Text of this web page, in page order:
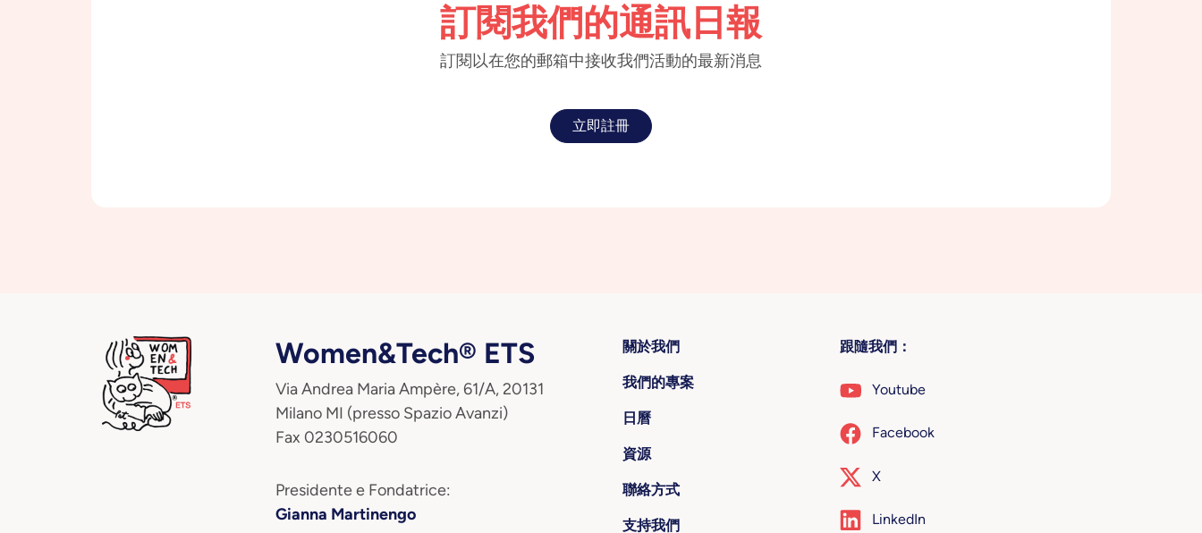
訂閱我們的通訊日報
訂閱以在您的郵箱中接收我們活動的最新消息
立即註冊
Women&Tech® ETS
Via Andrea Maria Ampère, 61/A, 20131
Milano MI (presso Spazio Avanzi)
Fax 0230516060
Presidente e Fondatrice:
Gianna Martinengo
關於我們
我們的專案
日曆
資源
聯絡方式
支持我們
跟隨我們：
Youtube
Facebook
X
LinkedIn